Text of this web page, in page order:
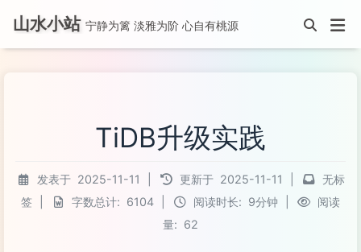
山水小站 宁静为篱 淡雅为阶 心自有桃源
TiDB升级实践
发表于 2025-11-11 更新于 2025-11-11
无标
签
字数总计: 6104 阅读时长: 9分钟
阅读
量: 62